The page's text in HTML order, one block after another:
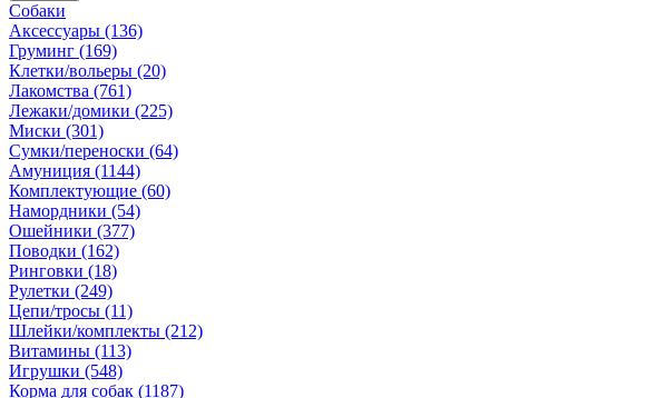
Собаки
Аксессуары (136)
Груминг (169)
Клетки/вольеры (20)
Лакомства (761)
Лежаки/домики (225)
Миски (301)
Сумки/переноски (64)
Амуниция (1144)
Комплектующие (60)
Намордники (54)
Ошейники (377)
Поводки (162)
Ринговки (18)
Рулетки (249)
Цепи/тросы (11)
Шлейки/комплекты (212)
Витамины (113)
Игрушки (548)
Корма для собак (1187)